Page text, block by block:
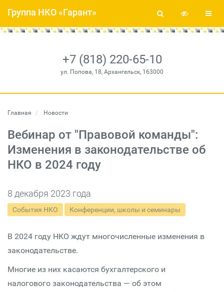
+7 (818) 220-65-10
ул. Попова, 18, Архангельск, 163000
Группа НКО «Гарант»
Главная Новости
Вебинар от "Правовой команды":
Изменения в законодательстве об
НКО в 2024 году
8 декабря 2023 года
События НКО Конференции, школы и семинары
В 2024 году НКО ждут многочисленные изменения в
законодательстве.
Многие из них касаются бухгалтерского и
налогового законодательства — об этом